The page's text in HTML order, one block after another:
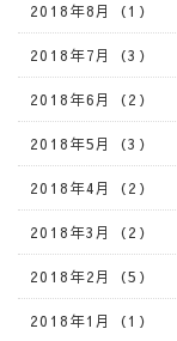
2018年8月（1）
2018年7月（3）
2018年6月（2）
2018年5月（3）
2018年4月（2）
2018年3月（2）
2018年2月（5）
2018年1月（1）